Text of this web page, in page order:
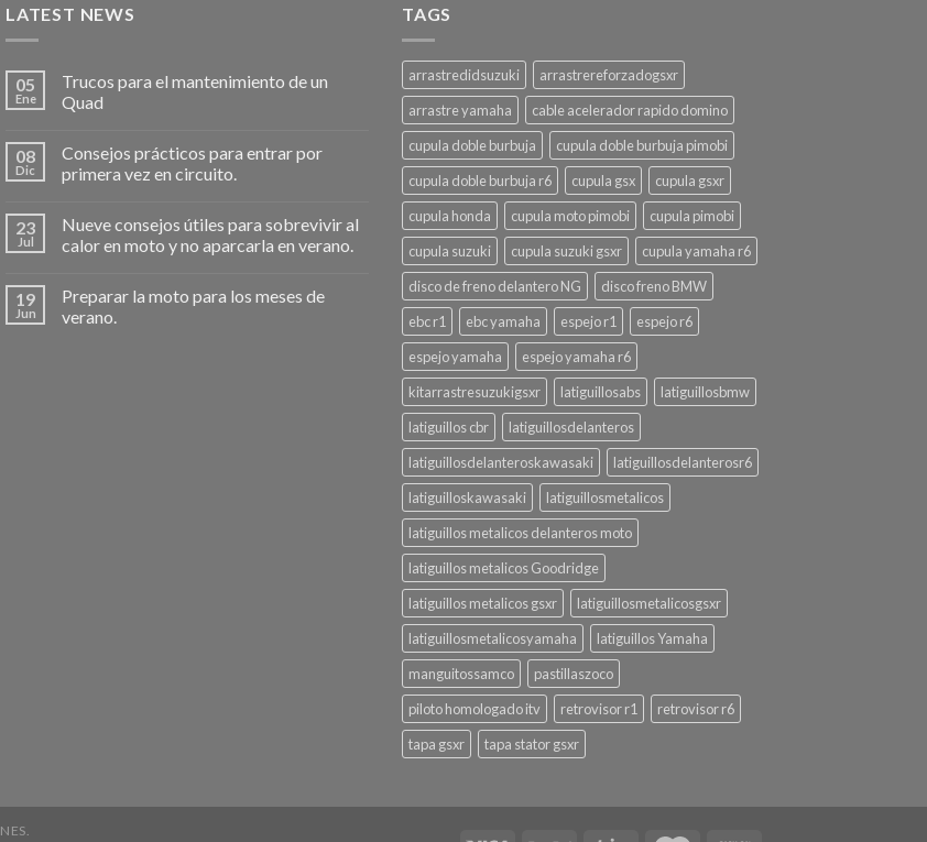
LATEST NEWS
05
Ene
Trucos para el mantenimiento de un
Quad
08
Dic
Consejos prácticos para entrar por
primera vez en circuito.
23
Jul
Nueve consejos útiles para sobrevivir al
calor en moto y no aparcarla en verano.
19
Jun
Preparar la moto para los meses de
verano.
TAGS
arrastredidsuzuki
arrastrereforzadogsxr
arrastre yamaha
cable acelerador rapido domino
cupula doble burbuja
cupula doble burbuja pimobi
cupula doble burbuja r6
cupula gsx
cupula gsxr
cupula honda
cupula moto pimobi
cupula pimobi
cupula suzuki
cupula suzuki gsxr
cupula yamaha r6
disco de freno delantero NG
disco freno BMW
ebc r1
ebc yamaha espejo r1
espejo r6
espejo yamaha
espejo yamaha r6
kitarrastresuzukigsxr
latiguillosabs
latiguillosbmw
latiguillos cbr
latiguillosdelanteros
latiguillosdelanteroskawasaki
latiguillosdelanterosr6
latiguilloskawasaki
latiguillosmetalicos
latiguillos metalicos delanteros moto
latiguillos metalicos Goodridge
latiguillos metalicos gsxr
latiguillosmetalicosgsxr
latiguillosmetalicosyamaha
latiguillos Yamaha
manguitossamco
pastillaszoco
piloto homologado itv
retrovisor r1
retrovisor r6
tapa gsxr
tapa stator gsxr